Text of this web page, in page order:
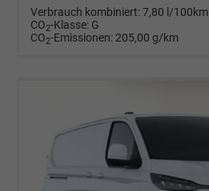
Verbrauch kombiniert:7,80 l/100km
CO2-Klasse: G
CO2-Emissionen: 205,00 g/km